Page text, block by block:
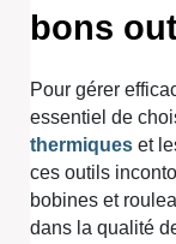
bons
Pour gérer
essentiel de
thermiques et
ces outils
bobines et
dans la qualité